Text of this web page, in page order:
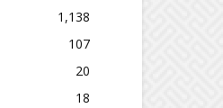
1,138
107
20
18